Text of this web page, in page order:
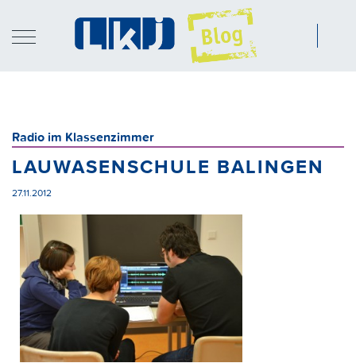
Radio im Klassenzimmer
LAUWASENSCHULE BALINGEN
27.11.2012